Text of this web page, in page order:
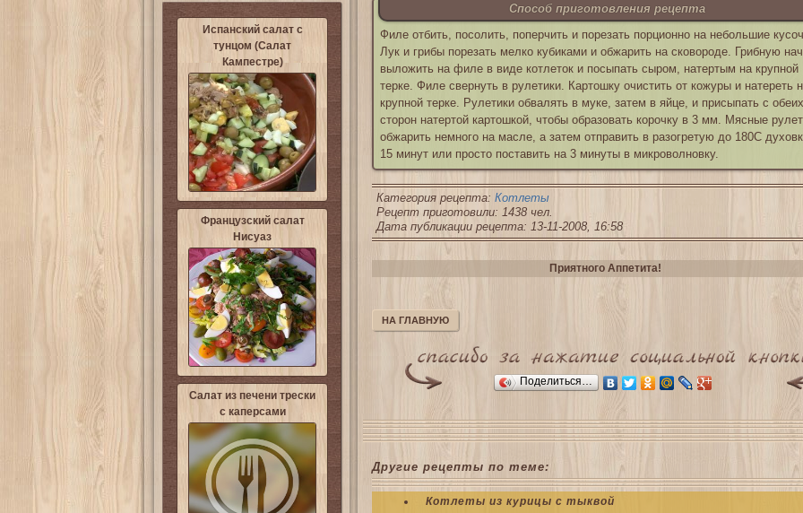
Испанский салат с
тунцом (Салат
Кампестре)
Французский салат
Нисуаз
Салат из печени трески
с каперсами
Способ приготовления рецепта
Филе отбить, посолить, поперчить и порезать порционно на небольшие
Лук и грибы порезать мелко кубиками и обжарить на сковороде. Грибную
выложить на филе в виде котлеток и посыпать сыром, натертым на крупной
терке. Филе свернуть в рулетики. Картошку очистить от кожуры и натереть
крупной терке. Рулетики обвалять в муке, затем в яйце, и присыпать с обеих
сторон натертой картошкой, чтобы образовать корочку в 3 мм. Мясные
обжарить немного на масле, а затем отправить в разогретую до 180С
15 минут или просто поставить на 3 минуты в микроволновку.
Категория рецепта: Котлеты
Рецепт приготовили: 1438 чел.
Дата публикации рецепта: 13-11-2008, 16:58
Приятного Аппетита!
НА ГЛАВНУЮ
Поделиться…
Другие рецепты по теме:
Котлеты из курицы с тыквой